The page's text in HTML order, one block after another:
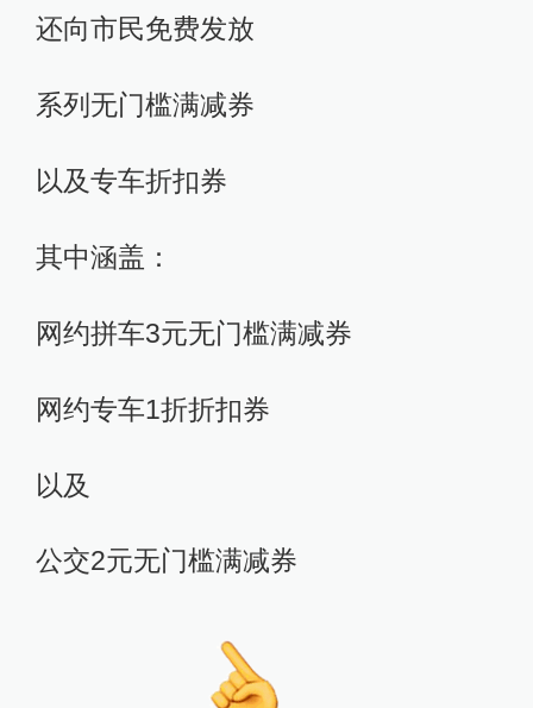
还向市民免费发放
系列无门槛满减券
以及专车折扣券
其中涵盖：
网约拼车3元无门槛满减券
网约专车1折折扣券
以及
公交2元无门槛满减券